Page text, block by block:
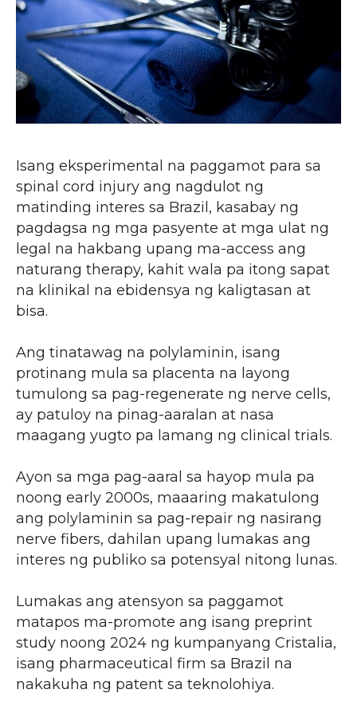
Isang eksperimental na paggamot para sa
spinal cord injury ang nagdulot ng
matinding interes sa Brazil, kasabay ng
pagdagsa ng mga pasyente at mga ulat ng
legal na hakbang upang ma-access ang
naturang therapy, kahit wala pa itong sapat
na klinikal na ebidensya ng kaligtasan at
bisa.
Ang tinatawag na polylaminin, isang
protinang mula sa placenta na layong
tumulong sa pag-regenerate ng nerve cells,
ay patuloy na pinag-aaralan at nasa
maagang yugto pa lamang ng clinical trials.
Ayon sa mga pag-aaral sa hayop mula pa
noong early 2000s, maaaring makatulong
ang polylaminin sa pag-repair ng nasirang
nerve fibers, dahilan upang lumakas ang
interes ng publiko sa potensyal nitong lunas.
Lumakas ang atensyon sa paggamot
matapos ma-promote ang isang preprint
study noong 2024 ng kumpanyang Cristalia,
isang pharmaceutical firm sa Brazil na
nakakuha ng patent sa teknolohiya.